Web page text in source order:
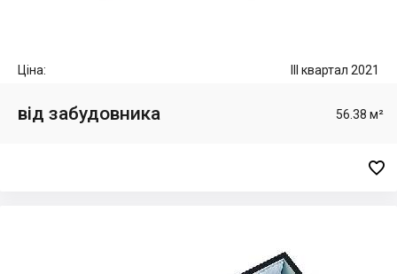
Ціна: III квартал 2021
від забудовника 56.38 м²
